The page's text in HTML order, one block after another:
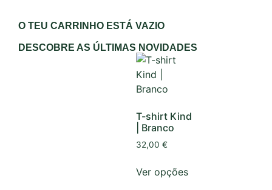
O TEU CARRINHO ESTÁ VAZIO
DESCOBRE AS ÚLTIMAS NOVIDADES
T-shirt Kind
| Branco
32,00 €
Ver opções